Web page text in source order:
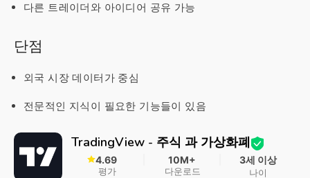
다른 트레이더와 아이디어 공유 가능
단점
외국 시장 데이터가 중심
전문적인 지식이 필요한 기능들이 있음
TradingView - 주식 과 가상화폐
4.69
평가
10M+
다운로드
3세 이상
나이